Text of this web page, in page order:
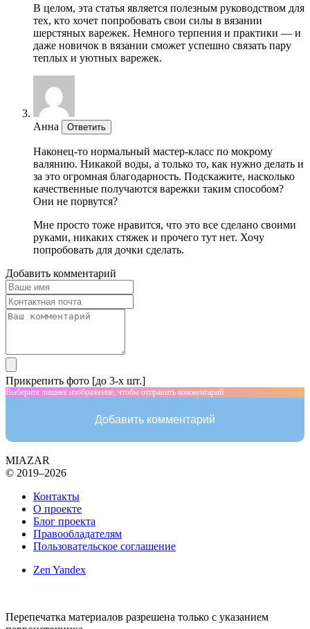
В целом, эта статья является полезным руководством для
тех, кто хочет попробовать свои силы в вязании
шерстяных варежек. Немного терпения и практики — и
даже новичок в вязании сможет успешно связать пару
теплых и уютных варежек.
Анна Ответить
Наконец-то нормальный мастер-класс по мокрому
валянию. Никакой воды, а только то, как нужно делать и
за это огромная благодарность. Подскажите, насколько
качественные получаются варежки таким способом?
Они не порвутся?
Мне просто тоже нравится, что это все сделано своими
руками, никаких стяжек и прочего тут нет. Хочу
попробовать для дочки сделать.
Добавить комментарий
Прикрепить фото [до 3-х шт.]
Выберите лишнее изображение, чтобы отправить комментарий
Добавить комментарий
MIAZAR
© 2019–2026
Контакты
О проекте
Блог проекта
Правообладателям
Пользовательское соглашение
Zen Yandex
Перепечатка материалов разрешена только с указанием